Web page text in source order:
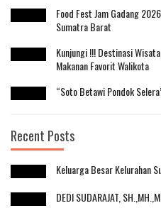
Food Fest Jam Gadang
Sumatra Barat
Kunjungi !!! Destinasi
Makanan Favorit Walikota
“Soto Betawi Pondok
Recent Posts
Keluarga Besar Kelurahan
DEDI SUDARAJAT,